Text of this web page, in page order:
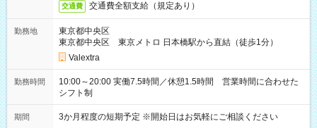
交通費 交通費全額支給（規定あり）
勤務地
東京都中央区
東京都中央区 東京メトロ 日本橋駅から直結（徒歩1分）
Valextra
勤務時間
10:00～20:00 実働7.5時間／休憩1.5時間 営業時間に合わせた
シフト制
期間 3か月程度の短期予定 ※開始日はお気軽にご相談ください